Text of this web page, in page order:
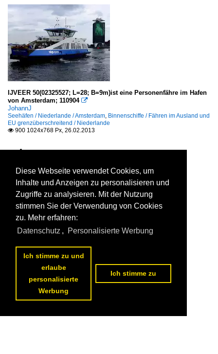
IJVEER 50(02325527; L=28; B=9m)ist eine Personenfähre im Hafen
von Amsterdam; 110904 
JohannJ
Seehäfen / Niederlande / Amsterdam, Binnenschiffe / Fähren im Ausland und
EU grenzüberschreitend / Niederlande
 900 1024x768 Px, 26.02.2013
Diese Webseite verwendet Cookies, um
Inhalte und Anzeigen zu personalisieren und
Zugriffe zu analysieren. Mit der Nutzung
stimmen Sie der Verwendung von Cookies
zu. Mehr erfahren:
Datenschutz , Personalisierte Werbung
Ich stimme zu und
erlaube
personalisierte
Werbung
Ich stimme zu